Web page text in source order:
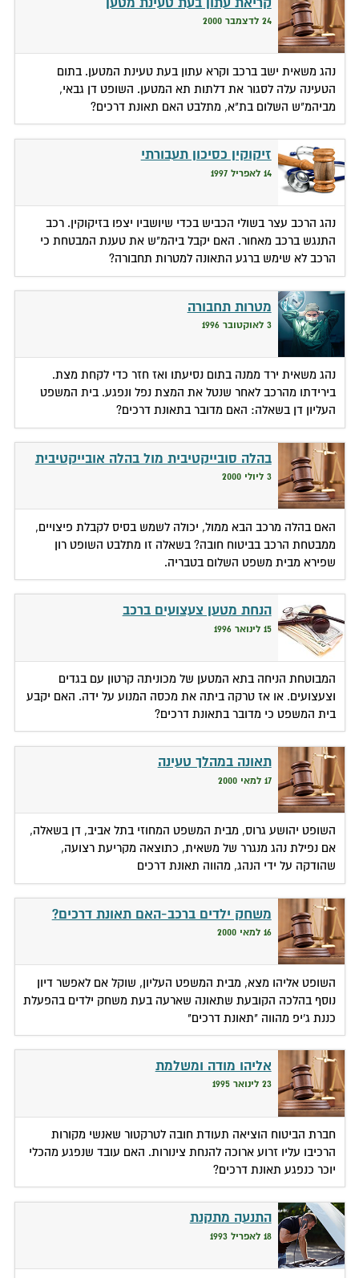
24 לדצמבר 2000
נהג משאית ישב ברכב וקרא עתון בעת טעינת המטען. בתום
הטעינה עלה לסגור את דלתות תא המטען. השופט דן גבאי,
מביהמ"ש השלום בת"א, מתלבט האם תאונת דרכים?
זיקוקין כסיכון תעבורתי
14 לאפריל 1997
נהג הרכב עצר בשולי הכביש בכדי שיושביו יצפו בזיקוקין. רכב
התנגש ברכב מאחור. האם יקבל ביהמ"ש את טענת המבטחת כי
הרכב לא שימש ברגע התאונה למטרות תחבורה?
מטרות תחבורה
3 לאוקטובר 1996
נהג משאית ירד ממנה בתום נסיעתו ואז חזר כדי לקחת מצת.
בירידתו מהרכב לאחר שנטל את המצת נפל ונפגע. בית המשפט
העליון דן בשאלה: האם מדובר בתאונת דרכים?
בהלה סובייקטיבית מול בהלה אובייקטיבית
3 ליולי 2000
האם בהלה מרכב הבא ממול, יכולה לשמש בסיס לקבלת פיצויים,
ממבטחת הרכב בביטוח חובה? בשאלה זו מתלבט השופט רון
שפירא מבית משפט השלום בטבריה.
הנחת מטען צעצועים ברכב
15 לינואר 1996
המבוטחת הניחה בתא המטען של מכוניתה קרטון עם בגדים
וצעצועים. או אז טרקה ביתה את מכסה המנוע על ידה. האם יקבע
בית המשפט כי מדובר בתאונת דרכים?
תאונה במהלך טעינה
17 למאי 2000
השופט יהושע גרוס, מבית המשפט המחוזי בתל אביב, דן בשאלה,
אם נפילת נהג מנגרר של משאית, כתוצאה מקריעת רצועה,
שהודקה על ידי הנהג, מהווה תאונת דרכים
משחק ילדים ברכב-האם תאונת דרכים?
16 למאי 2000
השופט אליהו מצא, מבית המשפט העליון, שוקל אם לאפשר דיון
נוסף בהלכה הקובעת שתאונה שארעה בעת משחק ילדים בהפעלת
כננת ג'יפ מהווה "תאונת דרכים"
אליהו מודה ומשלמת
23 לינואר 1995
חברת הביטוח הוציאה תעודת חובה לטרקטור שאנשי מקורות
הרכיבו עליו זרוע ארוכה להנחת צינורות. האם עובד שנפגע מהכלי
יוכר כנפגע תאונת דרכים?
התנעה מתקנת
18 לאפריל 1993